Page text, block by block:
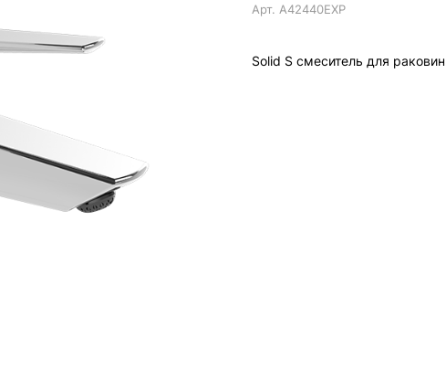
Арт. A42440EXP
Solid S смеситель для